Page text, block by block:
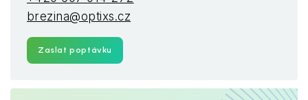
brezina@optixs.cz
Zaslat poptávku